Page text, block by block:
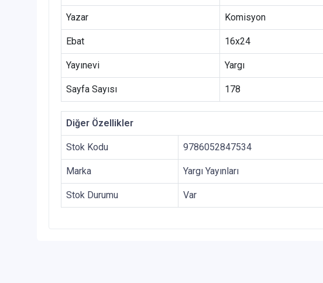
Yazar Komisyon
Ebat 16x24
Yayınevi Yargı
Sayfa Sayısı 178
Diğer Özellikler
Stok Kodu 9786052847534
Marka Yargı Yayınları
Stok Durumu Var